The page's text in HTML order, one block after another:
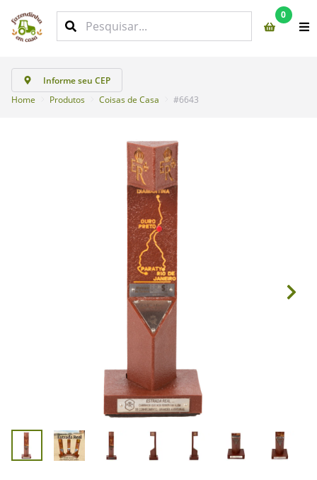
0
Informe seu CEP
Home
Produtos Coisas de Casa #6643